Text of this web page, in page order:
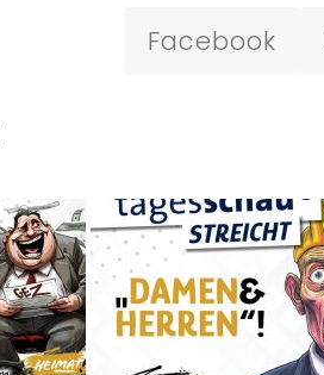
Facebook